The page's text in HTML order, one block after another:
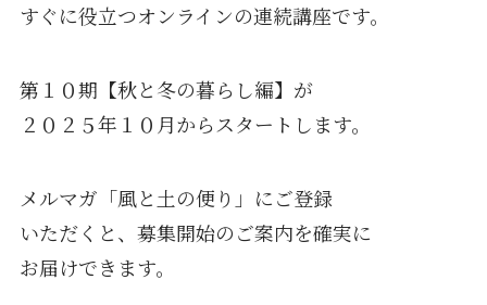
すぐに役立つオンラインの連続講座です。
第１０期【秋と冬の暮らし編】が
２０２５年１０月からスタートします。
メルマガ「風と土の便り」にご登録
いただくと、募集開始のご案内を確実に
お届けできます。